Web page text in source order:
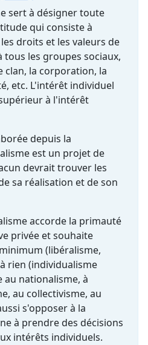
sert à désigner toute
qui consiste à
droits et les valeurs de
les groupes sociaux,
clan, la corporation, la
etc. L'intérêt individuel
à l'intérêt
depuis la
est un projet de
devrait trouver les
sa réalisation et de son
accorde la primauté
privée et souhaite
(libéralisme,
rien (individualisme
au nationalisme, à
au collectivisme, au
s'opposer à la
à prendre des décisions
intérêts individuels.